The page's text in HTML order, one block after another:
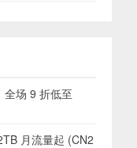
全场 9 折低至
月流量起 (CN2